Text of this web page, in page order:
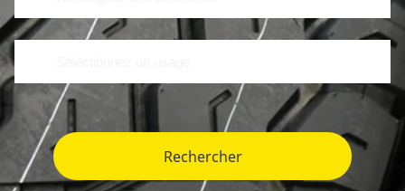
Rechercher